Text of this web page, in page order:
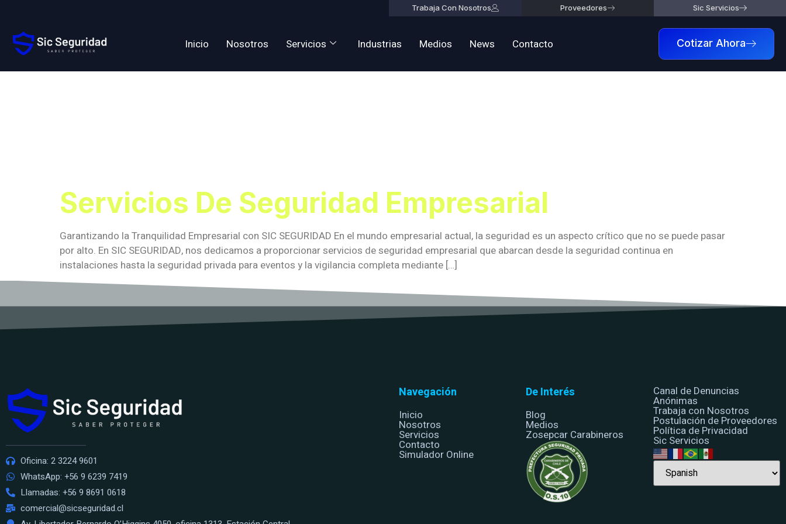
Trabaja Con Nosotros Proveedores Sic Servicios
Inicio Nosotros Servicios Industrias Medios News Contacto Cotizar Ahora
Servicios De Seguridad Empresarial
Garantizando la Tranquilidad Empresarial con SIC SEGURIDAD En el mundo empresarial actual, la seguridad es un aspecto crítico que no se puede pasar
por alto. En SIC SEGURIDAD, nos dedicamos a proporcionar servicios de seguridad empresarial que abarcan desde la seguridad continua en
instalaciones hasta la seguridad privada para eventos y la vigilancia completa mediante […]
Oficina: 2 3224 9601
WhatsApp: +56 9 6239 7419
Llamadas: +56 9 8691 0618
comercial@sicseguridad.cl
Navegación
Inicio
Nosotros
Servicios
Contacto
Simulador Online
De Interés
Blog
Medios
Zosepcar Carabineros
Canal de Denuncias
Anónimas
Trabaja con Nosotros
Postulación de Proveedores
Política de Privacidad
Sic Servicios